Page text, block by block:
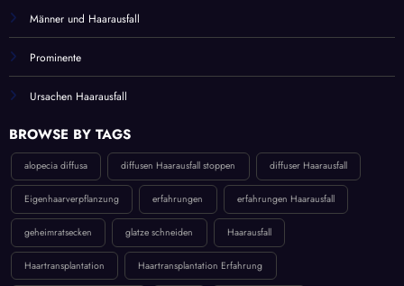
Männer und Haarausfall
Prominente
Ursachen Haarausfall
BROWSE BY TAGS
alopecia diffusa diffusen Haarausfall stoppen diffuser Haarausfall
Eigenhaarverpflanzung erfahrungen erfahrungen Haarausfall
geheimratsecken glatze schneiden Haarausfall
Haartransplantation Haartransplantation Erfahrung